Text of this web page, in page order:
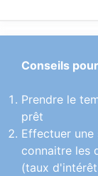
Conseils
Prendre le
prêt
Effectuer
connaitre les
(taux